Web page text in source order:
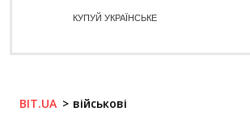
КУПУЙ УКРАЇНСЬКЕ
BIT.UA військові